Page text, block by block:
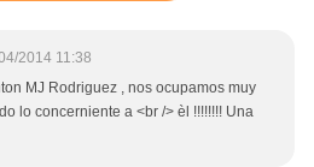
2014 11:38
MJ Rodriguez , nos ocupamos muy
lo concerniente a <br /> èl !!!!!!!! Una